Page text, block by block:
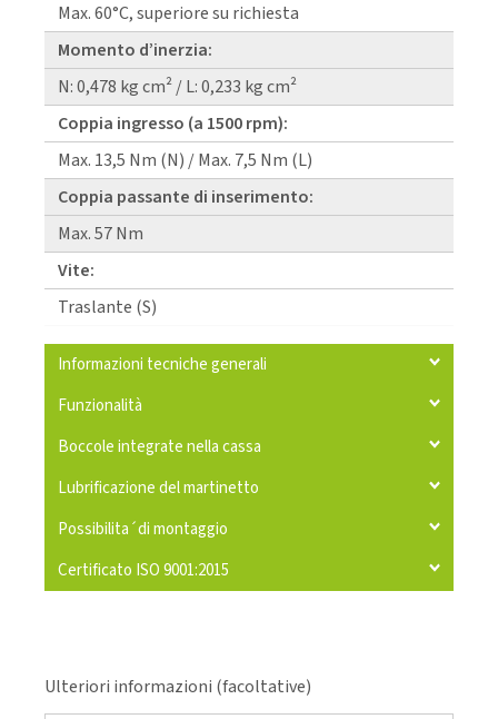
Max. 60°C, superiore su richiesta
Momento d’inerzia:
N: 0,478 kg cm² / L: 0,233 kg cm²
Coppia ingresso (a 1500 rpm):
Max. 13,5 Nm (N) / Max. 7,5 Nm (L)
Coppia passante di inserimento:
Max. 57 Nm
Vite:
Traslante (S)
Informazioni tecniche generali
Funzionalità
Boccole integrate nella cassa
Lubrificazione del martinetto
Possibilita´di montaggio
Certificato ISO 9001:2015
Ulteriori informazioni (facoltative)